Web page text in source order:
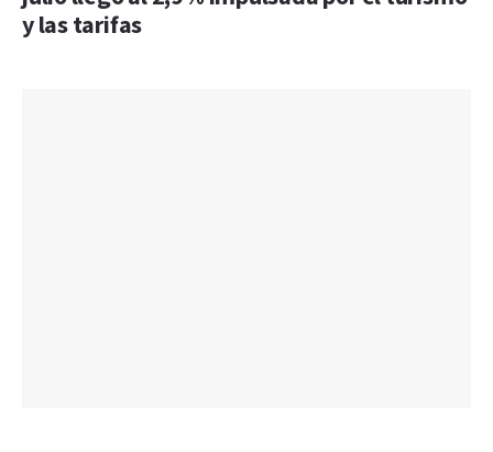
y las tarifas